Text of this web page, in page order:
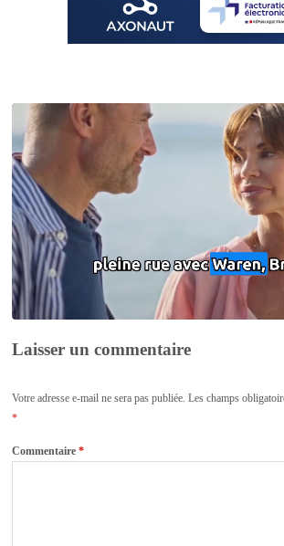
Laisser un commentaire
Votre adresse e-mail ne sera pas publiée. Les champs
*
Commentaire*